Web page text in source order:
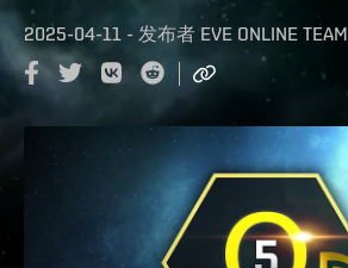
2025-04-11 - 发布者 EVE ONLINE TEAM